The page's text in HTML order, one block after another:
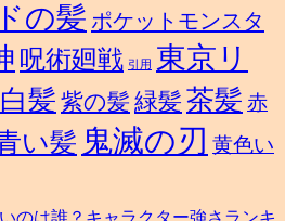
の髪 ポケットモンスタ
呪術廻戦 引用
東京リ
白髪 紫の髪 緑髪 茶髪 赤
い髪 鬼滅の刃 黄色い